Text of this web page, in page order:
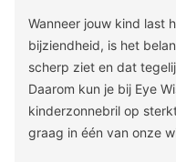
Wanneer jouw kind last
bijziendheid, is het
scherp ziet en dat
Daarom kun je bij Eye
kinderzonnebril op
graag in één van onze